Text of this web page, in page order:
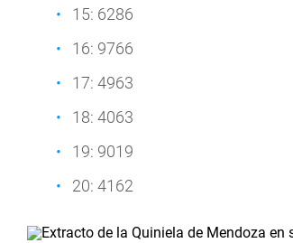
15: 6286
16: 9766
17: 4963
18: 4063
19: 9019
20: 4162